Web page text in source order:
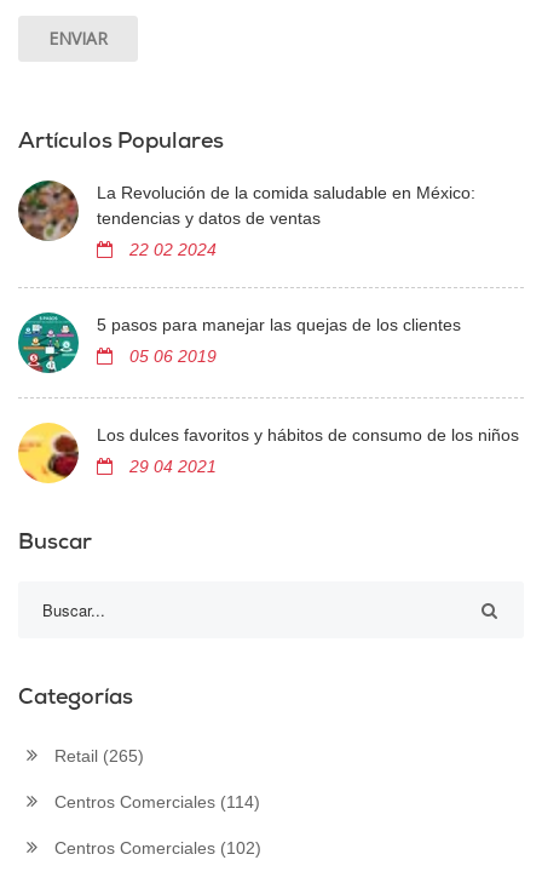
Artículos Populares
La Revolución de la comida saludable en México:
tendencias y datos de ventas
22 02 2024
5 pasos para manejar las quejas de los clientes
05 06 2019
Los dulces favoritos y hábitos de consumo de los niños
29 04 2021
Buscar
Categorías
Retail (265)
Centros Comerciales (114)
Centros Comerciales (102)